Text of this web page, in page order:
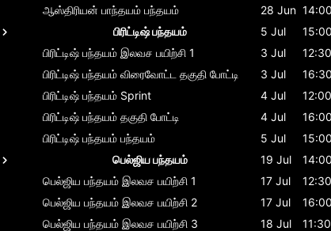
ஆஸ்திரியன் பாந்தயம் பந்தயம் 28 Jun 14:00
பிரிட்டிஷ் பந்தயம்
5 Jul
15:00
பிரிட்டிஷ் பந்தயம் இலவச பயிற்சி 1 3 Jul
12:30
பிரிட்டிஷ் பந்தயம் விரைவோட்ட தகுதி போட்டி 3 Jul
16:30
பிரிட்டிஷ் பந்தயம் Sprint 4 Jul
12:00
பிரிட்டிஷ் பந்தயம் தகுதி போட்டி 4 Jul
16:00
பிரிட்டிஷ் பந்தயம் பந்தயம் 5 Jul
15:00
பெல்ஜிய பந்தயம்
19 Jul
14:00
பெல்ஜிய பந்தயம் இலவச பயிற்சி 1 17 Jul
12:30
பெல்ஜிய பந்தயம் இலவச பயிற்சி 2 17 Jul
16:00
பெல்ஜிய பந்தயம் இலவச பயிற்சி 3 18 Jul
11:30